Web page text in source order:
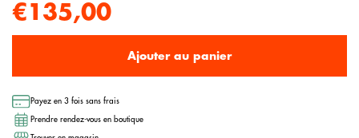
€135,00
Ajouter au panier
Payez en 3 fois sans frais
Prendre rendez-vous en boutique